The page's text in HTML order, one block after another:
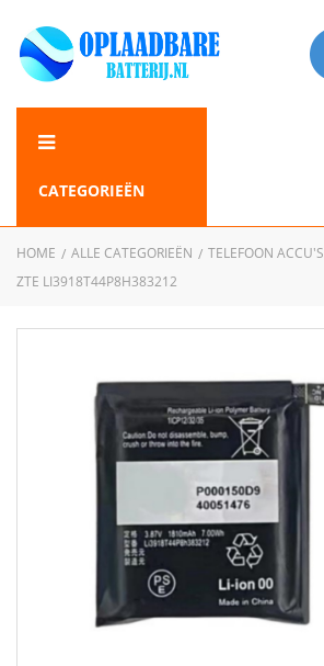
CATEGORIEËN
HOME ALLE CATEGORIEËN
TELEFOON ACCU'S
ZTE LI3918T44P8H383212